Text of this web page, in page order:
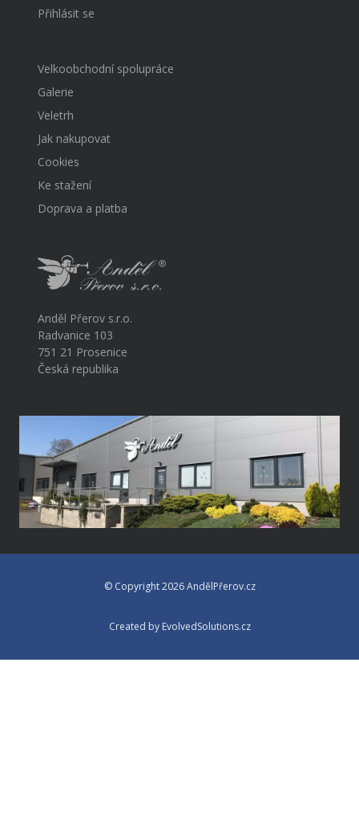
Přihlásit se
Velkoobchodní spolupráce
Galerie
Veletrh
Jak nakupovat
Cookies
Ke stažení
Doprava a platba
Anděl Přerov s.r.o.
Radvanice 103
751 21 Prosenice
Česká republika
© Copyright 2026 AndělPřerov.cz
Created by EvolvedSolutions.cz